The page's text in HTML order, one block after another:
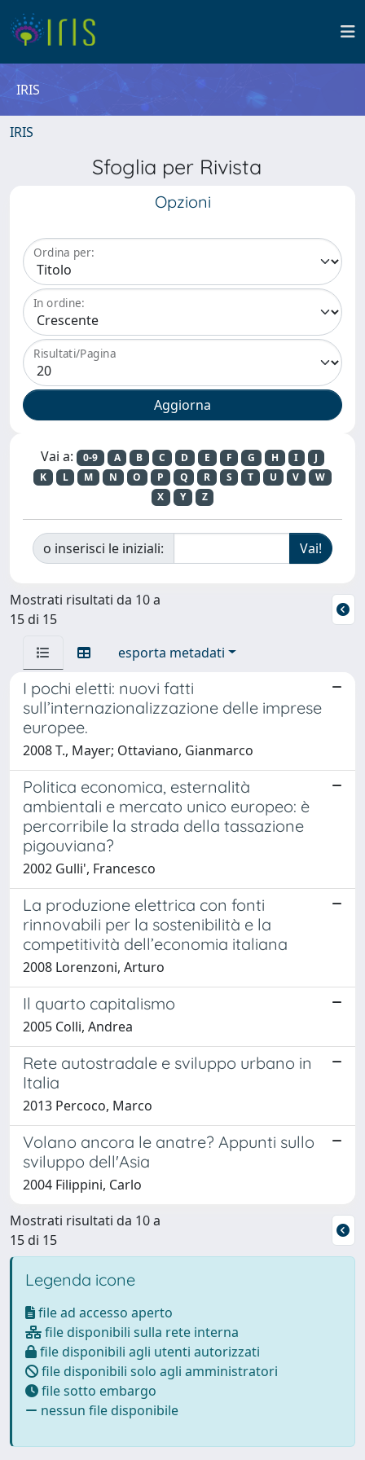
IRIS
IRIS
Sfoglia per Rivista
Opzioni
Ordina per:
In ordine:
Risultati/Pagina
Vai a: 0-9 A B C D E F G H I
J
K
L M N O P Q R S T U V
W
X
Y Z
o inserisci le iniziali:
Mostrati risultati da 10 a
15 di 15
esporta metadati
I pochi eletti: nuovi fatti
sull’internazionalizzazione delle imprese
europee.
2008 T., Mayer; Ottaviano, Gianmarco
Politica economica, esternalità
ambientali e mercato unico europeo: è
percorribile la strada della tassazione
pigouviana?
2002 Gulli', Francesco
La produzione elettrica con fonti
rinnovabili per la sostenibilità e la
competitività dell’economia italiana
2008 Lorenzoni, Arturo
Il quarto capitalismo
2005 Colli, Andrea
Rete autostradale e sviluppo urbano in
Italia
2013 Percoco, Marco
Volano ancora le anatre? Appunti sullo
sviluppo dell'Asia
2004 Filippini, Carlo
Mostrati risultati da 10 a
15 di 15
Legenda icone
file ad accesso aperto
file disponibili sulla rete interna
file disponibili agli utenti autorizzati
file disponibili solo agli amministratori
file sotto embargo
nessun file disponibile